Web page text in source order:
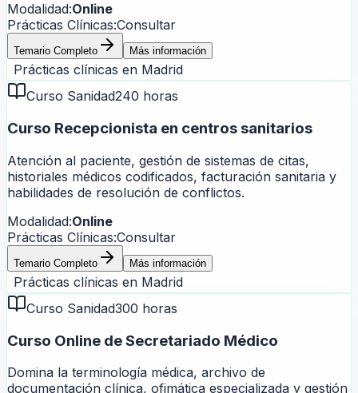
Modalidad:Online
Prácticas Clínicas:Consultar
Temario Completo Más información
Prácticas clínicas en Madrid
Curso Sanidad240 horas
Curso Recepcionista en centros sanitarios
Atención al paciente, gestión de sistemas de citas,
historiales médicos codificados, facturación sanitaria y
habilidades de resolución de conflictos.
Modalidad:Online
Prácticas Clínicas:Consultar
Temario Completo Más información
Prácticas clínicas en Madrid
Curso Sanidad300 horas
Curso Online de Secretariado Médico
Domina la terminología médica, archivo de
documentación clínica, ofimática especializada y gestión